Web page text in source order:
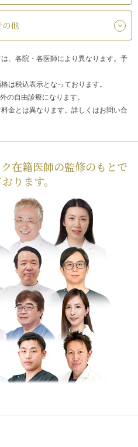
の他
、各院・各医師により異なります。予
は税込表示となっております。
の自由診療になります。
金とは異なります。詳しくはお問い合
在籍医師の監修のもとで
ります。